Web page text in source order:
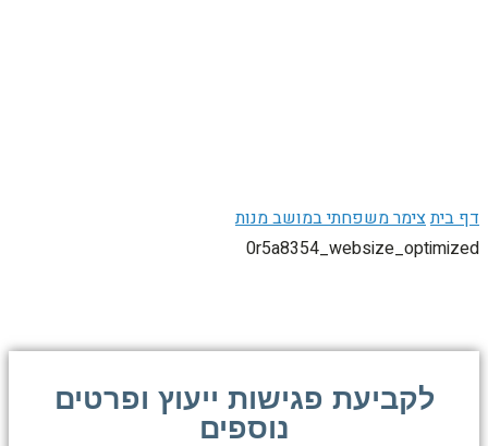
ביתצימר משפחתי במושב מנות
לקביעת פגישות ייעוץ ופרטים
נוספים